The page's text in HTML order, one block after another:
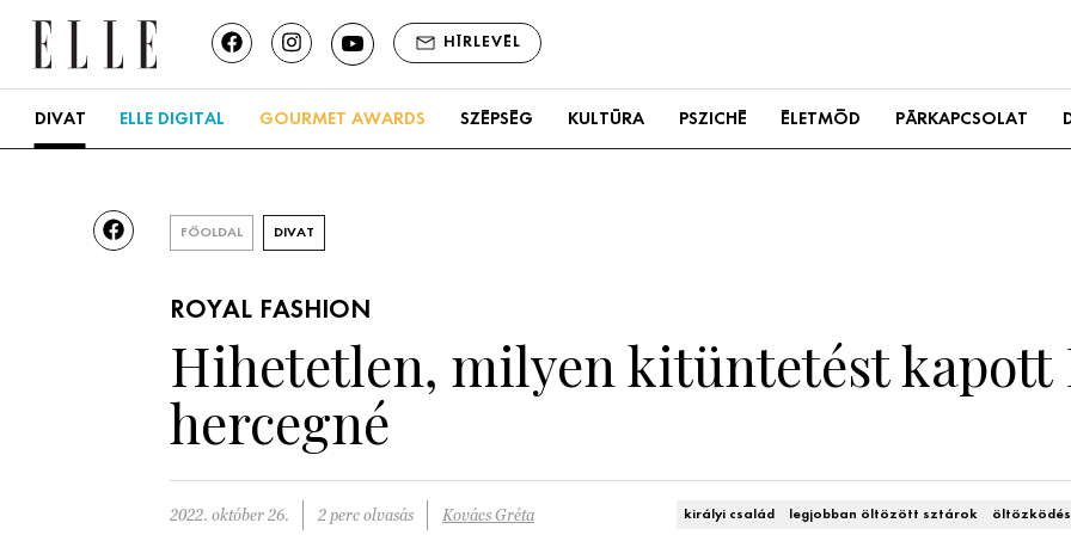
HÍRLEVÉL
DIVAT ELLE DIGITAL GOURMET AWARDS SZÉPSÉG KULTÚRA PSZICHÉ ÉLETMÓD PÁRKAPCSOLAT
FŐOLDAL DIVAT
ROYAL FASHION
Hihetetlen, milyen kitüntetést kapott
hercegné
2022. október 26. 2 perc olvasás Kovács Gréta királyi család legjobban öltözött sztárok öltözködés